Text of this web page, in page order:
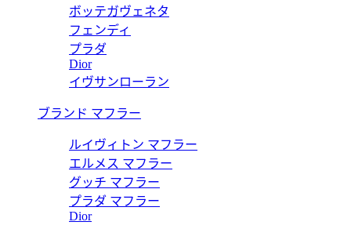
ボッテガヴェネタ
フェンディ
プラダ
Dior
イヴサンローラン
ブランド マフラー
ルイヴィトン マフラー
エルメス マフラー
グッチ マフラー
プラダ マフラー
Dior